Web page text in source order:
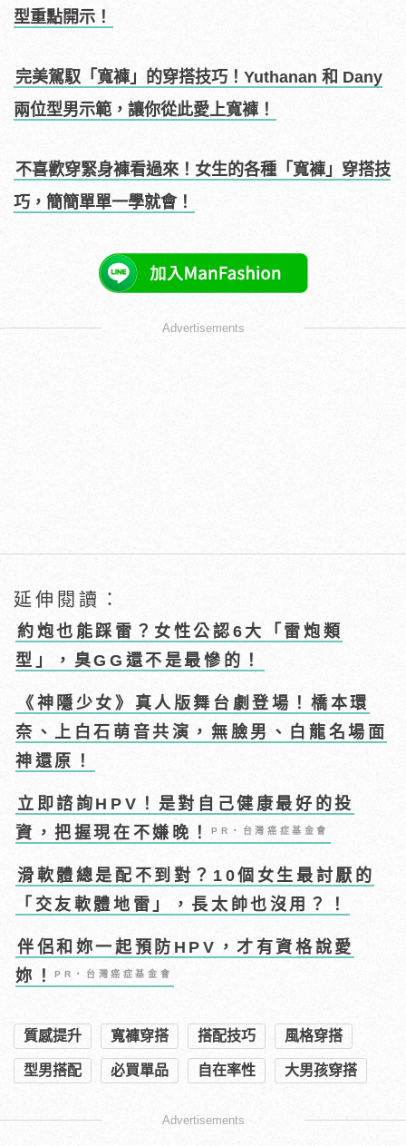
型重點開示！
完美駕馭「寬褲」的穿搭技巧！Yuthanan 和 Dany
兩位型男示範，讓你從此愛上寬褲！
不喜歡穿緊身褲看過來！女生的各種「寬褲」穿搭技
巧，簡簡單單一學就會！
Advertisements
延伸閱讀：
約炮也能踩雷？女性公認6大「雷炮類
型」，臭GG還不是最慘的！
《神隱少女》真人版舞台劇登場！橋本環
奈、上白石萌音共演，無臉男、白龍名場面
神還原！
立即諮詢HPV！是對自己健康最好的投
資，把握現在不嫌晚！PR・台灣癌症基金會
滑軟體總是配不到對？10個女生最討厭的
「交友軟體地雷」，長太帥也沒用？！
伴侶和妳一起預防HPV，才有資格說愛
妳！PR・台灣癌症基金會
質感提升 寬褲穿搭 搭配技巧 風格穿搭
型男搭配 必買單品 自在率性 大男孩穿搭
Advertisements